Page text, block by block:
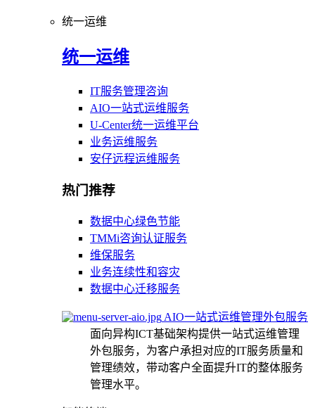
统一运维
统一运维
IT服务管理咨询
AIO一站式运维服务
U-Center统一运维平台
业务运维服务
安仔远程运维服务
热门推荐
数据中心绿色节能
TMMi咨询认证服务
维保服务
业务连续性和容灾
数据中心迁移服务
AIO一站式运维管理外包服务
面向异构ICT基础架构提供一站式运维管理
外包服务，为客户承担对应的IT服务质量和
管理绩效，带动客户全面提升IT的整体服务
管理水平。